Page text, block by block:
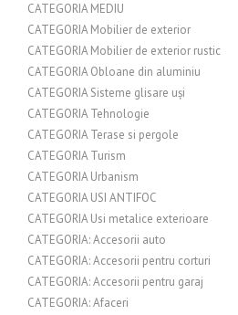
CATEGORIA MEDIU
CATEGORIA Mobilier de exterior
CATEGORIA Mobilier de exterior rustic
CATEGORIA Obloane din aluminiu
CATEGORIA Sisteme glisare uși
CATEGORIA Tehnologie
CATEGORIA Terase si pergole
CATEGORIA Turism
CATEGORIA Urbanism
CATEGORIA USI ANTIFOC
CATEGORIA Usi metalice exterioare
CATEGORIA: Accesorii auto
CATEGORIA: Accesorii pentru corturi
CATEGORIA: Accesorii pentru garaj
CATEGORIA: Afaceri